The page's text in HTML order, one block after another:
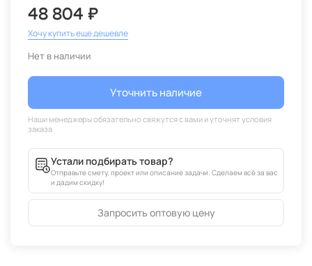
48 804 ₽
Хочу купить еще дешевле
Нет в наличии
Уточнить наличие
Устали подбирать товар?
Отправьте смету, проект или описание задачи. Сделаем всё за вас
и дадим скидку!
Запросить оптовую цену